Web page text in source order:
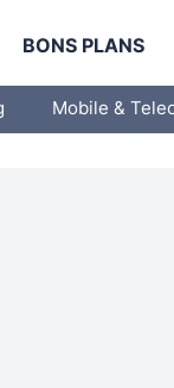
BONS PLANS
Mobile &